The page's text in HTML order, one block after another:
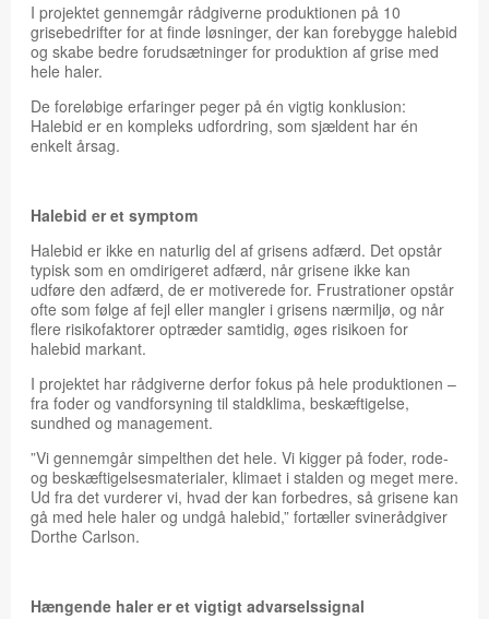
I projektet gennemgår rådgiverne produktionen på 10
grisebedrifter for at finde løsninger, der kan forebygge halebid
og skabe bedre forudsætninger for produktion af grise med
hele haler.
De foreløbige erfaringer peger på én vigtig konklusion:
Halebid er en kompleks udfordring, som sjældent har én
enkelt årsag.
Halebid er et symptom
Halebid er ikke en naturlig del af grisens adfærd. Det opstår
typisk som en omdirigeret adfærd, når grisene ikke kan
udføre den adfærd, de er motiverede for. Frustrationer opstår
ofte som følge af fejl eller mangler i grisens nærmiljø, og når
flere risikofaktorer optræder samtidig, øges risikoen for
halebid markant.
I projektet har rådgiverne derfor fokus på hele produktionen –
fra foder og vandforsyning til staldklima, beskæftigelse,
sundhed og management.
”Vi gennemgår simpelthen det hele. Vi kigger på foder, rode-
og beskæftigelsesmaterialer, klimaet i stalden og meget mere.
Ud fra det vurderer vi, hvad der kan forbedres, så grisene kan
gå med hele haler og undgå halebid,” fortæller svinerådgiver
Dorthe Carlson.
Hængende haler er et vigtigt advarselssignal